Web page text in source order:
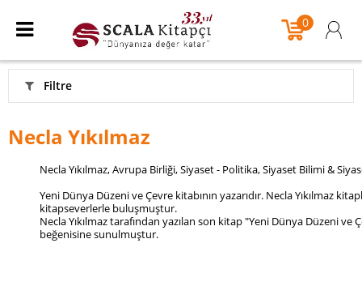
0
Filtre
Necla Yıkılmaz
Necla Yıkılmaz, Avrupa Birliği, Siyaset - Politika, Siyaset Bilimi &
Yeni Dünya Düzeni ve Çevre kitabının yazarıdır. Necla Yıkılmaz
kitapseverlerle buluşmuştur.
Necla Yıkılmaz tarafından yazılan son kitap "Yeni Dünya Düzeni ve
beğenisine sunulmuştur.